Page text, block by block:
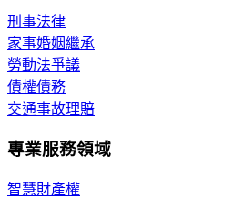
刑事法律
家事婚姻繼承
勞動法爭議
債權債務
交通事故理賠
專業服務領域
智慧財產權